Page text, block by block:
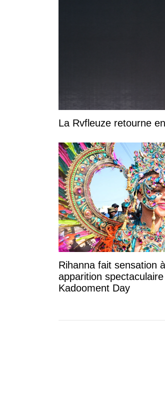
La Rvfleuze retourne
Rihanna fait sensation
apparition
Kadooment Day